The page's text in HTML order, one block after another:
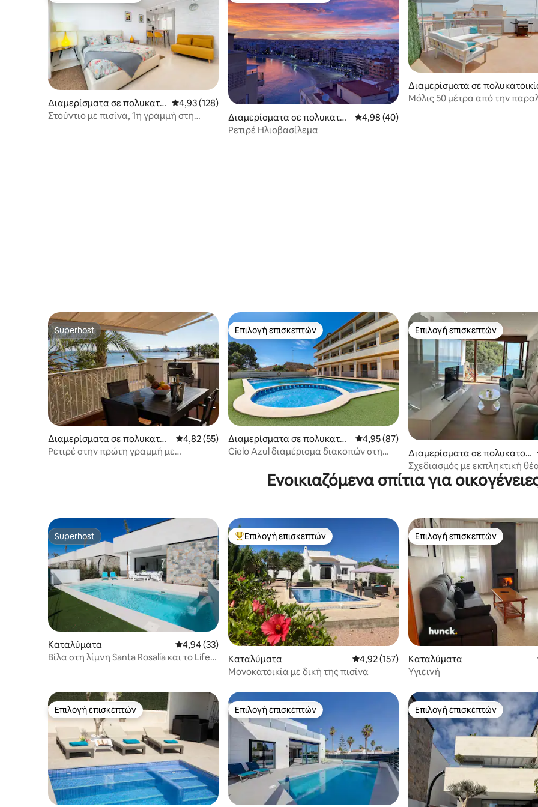
Διαμερίσματα σε πολυκατο
ικία
Μέση βαθμολογία: 4,93 στα 5, 128 κριτικές
4,93 (128)
Στούντιο με πισίνα, 1η γραμμή στη
Διαμερίσματα σε πολυκατοι
κία
Μέση βαθμολογία: 4,98 στα 5, 40 κριτικές
4,98 (40)
Ρετιρέ Ηλιοβασίλεμα
Διαμερίσματα σε
Μόλις 50 μέτρα από την
Superhost
Superhost
Διαμερίσματα σε πολυκατοι
κία
Μέση βαθμολογία: 4,82 στα 5, 55 κριτικές
4,82 (55)
Ρετιρέ στην πρώτη γραμμή με
Επιλογή επισκεπτών
Επιλογή επισκεπτών
Διαμερίσματα σε πολυκατοι
κία
Μέση βαθμολογία: 4,95 στα 5, 87 κριτικές
4,95 (87)
Cielo Azul διαμέρισμα διακοπών στη
Επιλογή επισκεπτών
Επιλογή επισκεπτών
Διαμερίσματα σε πολυκατοι
κία
Σχεδιασμός με εκπληκτική
θάλασσα
Ενοικιαζόμενα σπίτια για
Superhost
Superhost
Καταλύματα Μέση βαθμολογία: 4,94 στα 5, 33 κριτικές
4,94 (33)
Βίλα στη λίμνη Santa Rosalía και το Life
Κορυφαία επιλογή επισκεπτών
Επιλογή επισκεπτών
Καταλύματα Μέση βαθμολογία: 4,92 στα 5, 157 κριτικές
4,92 (157)
Μονοκατοικία με δική της πισίνα
Επιλογή επισκεπτών
Επιλογή επισκεπτών
Καταλύματα
Υγιεινή
Επιλογή επισκεπτών
Επιλογή επισκεπτών Επιλογή επισκεπτών
Επιλογή επισκεπτών Επιλογή επισκεπτών
Επιλογή επισκεπτών